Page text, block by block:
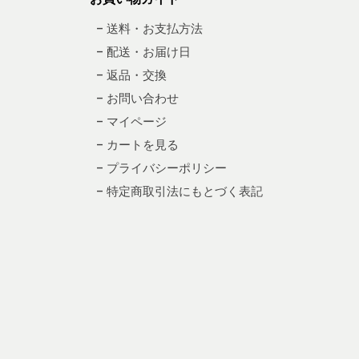
– 送料・お支払方法
– 配送・お届け日
– 返品・交換
– お問い合わせ
– マイページ
– カートを見る
– プライバシーポリシー
– 特定商取引法にもとづく表記